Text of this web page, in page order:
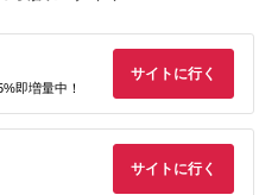
即増量中！
サイトに行く
サイトに行く